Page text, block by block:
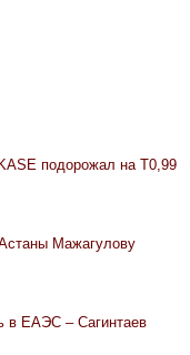
подорожал на Т0,99
Мажагулову
в ЕАЭС – Сагинтаев